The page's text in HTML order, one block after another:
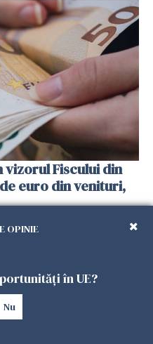
Fiscului din
euro din venituri,
OPINIE
în UE?
Nu